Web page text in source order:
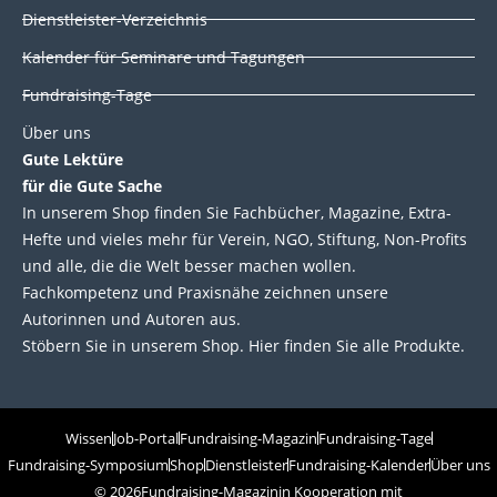
Dienstleister-Verzeichnis
Kalender für Seminare und Tagungen
Fundraising-Tage
Über uns
Gute Lektüre
für die Gute Sache
In unserem Shop finden Sie Fachbücher, Magazine, Extra-
Hefte und vieles mehr für Verein, NGO, Stiftung, Non-Profits
und alle, die die Welt besser machen wollen.
Fachkompetenz und Praxisnähe zeichnen unsere
Autorinnen und Autoren aus.
Stöbern Sie in unserem Shop. Hier finden Sie alle Produkte.
WissenJob-PortalFundraising-MagazinFundraising-Tage
Fundraising-SymposiumShopDienstleisterFundraising-KalenderÜber uns
© 2026Fundraising-Magazinin Kooperation mit